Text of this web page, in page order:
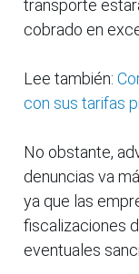
transporte
cobrado en
Lee también:
con sus tarifas
No obstante,
denuncias va
ya que las
fiscalizaciones
eventuales